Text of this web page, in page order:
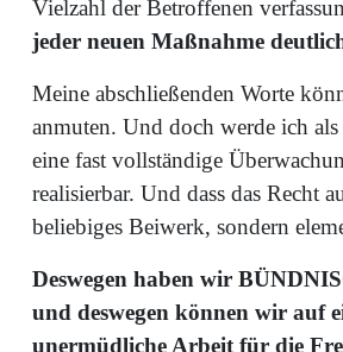
Vielzahl der Betroffenen
jeder neuen Maßnahme
Meine abschließenden Worte
anmuten. Und doch werde ich
eine fast vollständige
realisierbar. Und dass das Recht
beliebiges Beiwerk, sondern
Deswegen haben wir
und deswegen können wir auf
unermüdliche Arbeit für die